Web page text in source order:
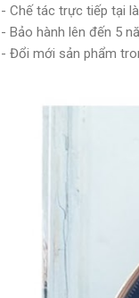
- Chế tác trực tiếp tại
- Bảo hành lên đến 5
- Đổi mới sản phẩm